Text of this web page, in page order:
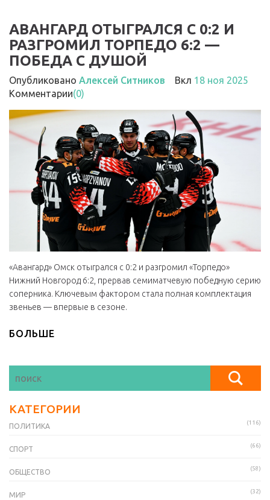
АВАНГАРД ОТЫГРАЛСЯ С 0:2 И
РАЗГРОМИЛ ТОРПЕДО 6:2 —
ПОБЕДА С ДУШОЙ
Опубликовано Алексей Ситников Вкл 18 ноя 2025
Комментарии(0)
«Авангард» Омск отыгрался с 0:2 и разгромил «Торпедо»
Нижний Новгород 6:2, прервав семиматчевую победную серию
соперника. Ключевым фактором стала полная комплектация
звеньев — впервые в сезоне.
БОЛЬШЕ
КАТЕГОРИИ
ПОЛИТИКА (116)
СПОРТ (66)
ОБЩЕСТВО (58)
МИР (32)